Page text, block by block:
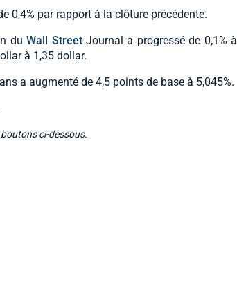
0,4% par rapport à la clôture précédente.
duWall StreetJournal a progressé de 0,1% à
à 1,35 dollar.
a augmenté de 4,5 points de base à 5,045%.
ci-dessous.